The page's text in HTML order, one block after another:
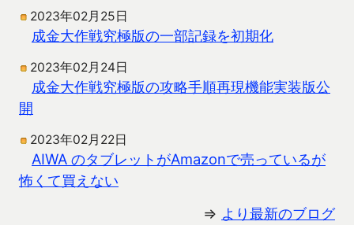
2023年02月25日
成金大作戦究極版の一部記録を初期化
2023年02月24日
成金大作戦究極版の攻略手順再現機能実装版公
開
2023年02月22日
AIWA のタブレットがAmazonで売っているが
怖くて買えない
⇒ より最新のブログ